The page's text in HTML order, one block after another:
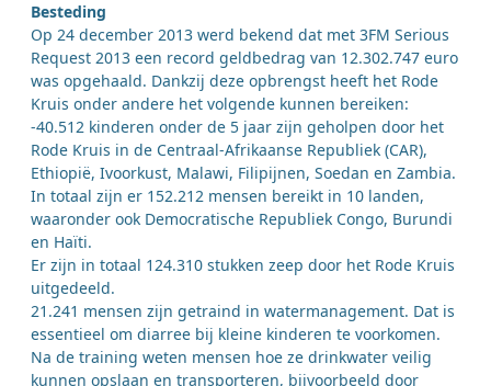
Besteding
Op 24 december 2013 werd bekend dat met 3FM Serious
Request 2013 een record geldbedrag van 12.302.747 euro
was opgehaald. Dankzij deze opbrengst heeft het Rode
Kruis onder andere het volgende kunnen bereiken:
-40.512 kinderen onder de 5 jaar zijn geholpen door het
Rode Kruis in de Centraal-Afrikaanse Republiek (CAR),
Ethiopië, Ivoorkust, Malawi, Filipijnen, Soedan en Zambia.
In totaal zijn er 152.212 mensen bereikt in 10 landen,
waaronder ook Democratische Republiek Congo, Burundi
en Haïti.
Er zijn in totaal 124.310 stukken zeep door het Rode Kruis
uitgedeeld.
21.241 mensen zijn getraind in watermanagement. Dat is
essentieel om diarree bij kleine kinderen te voorkomen.
Na de training weten mensen hoe ze drinkwater veilig
kunnen opslaan en transporteren, bijvoorbeeld door